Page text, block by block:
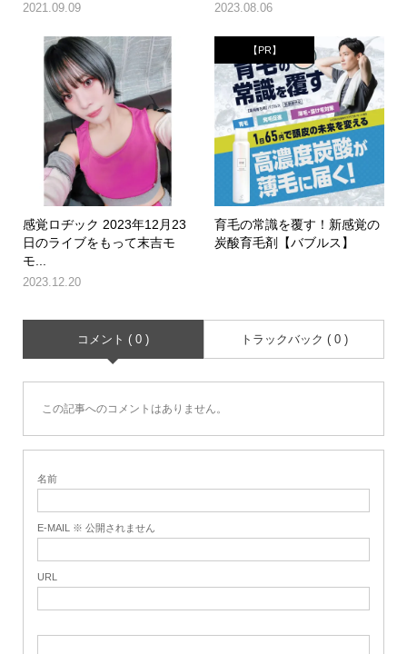
2021.09.09 2023.08.06
感覚ロヂック 2023年12月23
日のライブをもって末吉モ
モ...
2023.12.20
【PR】
育毛の常識を覆す！新感覚の
炭酸育毛剤【バブルス】
コメント ( 0 ) トラックバック ( 0 )
この記事へのコメントはありません。
名前
E-MAIL ※ 公開されません
URL